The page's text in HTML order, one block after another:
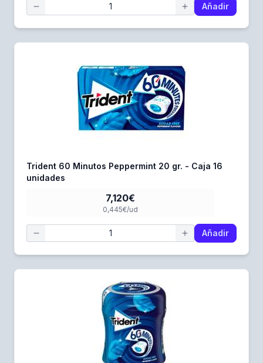
Añadir
Trident 60 Minutos Peppermint 20 gr. - Caja 16
unidades
7,120€
0,445€/ud
Añadir